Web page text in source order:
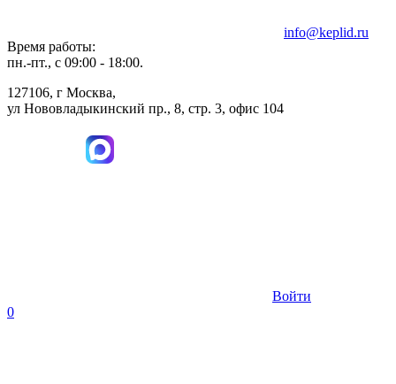
Время работы:
пн.-пт., с 09:00 - 18:00.
127106, г Москва,
ул Нововладыкинский пр., 8, стр. 3, офис 104
info@keplid.ru
Войти
0